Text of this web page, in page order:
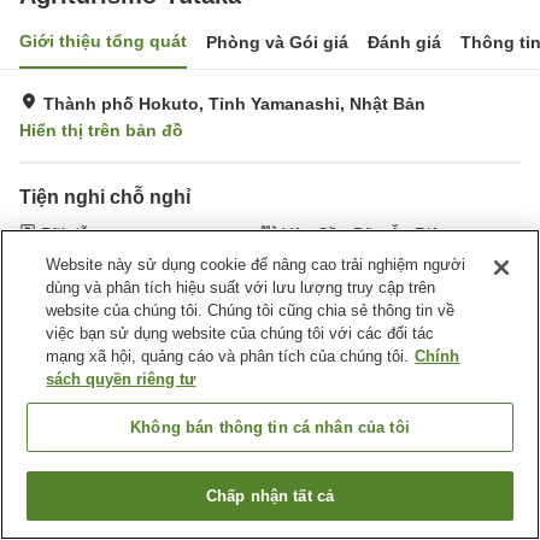
Giới thiệu tổng quát Phòng và Gói giá Đánh giá Thông
Thành phố Hokuto, Tỉnh Yamanashi, Nhật Bản
Hiển thị trên bản đồ
Tiện nghi chỗ nghỉ
Bãi đỗ xe
Yêu Cầu Bữa Ăn Riêng
(Dành Cho Người Dị Ứng)
Trang chủ Nhật Bản Tỉnh Yamanashi
Thành phố Hokuto
Agriturismo Yutaka
Tìm phòng trống
Website này sử dụng cookie để nâng cao trải nghiệm người
dùng và phân tích hiệu suất với lưu lượng truy cập trên
website của chúng tôi. Chúng tôi cũng chia sẻ thông tin về
việc bạn sử dụng website của chúng tôi với các đối tác
mạng xã hội, quảng cáo và phân tích của chúng tôi. Chính
sách quyền riêng tư
Không bán thông tin cá nhân của tôi
Chấp nhận tất cả